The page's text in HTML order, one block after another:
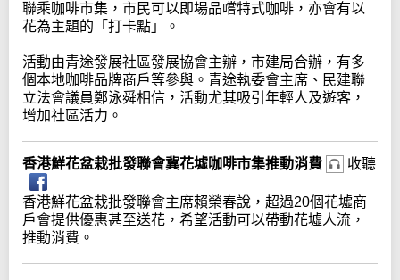
聯乘咖啡市集，市民可以即場品嚐特式咖啡，亦會有以
花為主題的「打卡點」。
活動由青途發展社區發展協會主辦，市建局合辦，有多
個本地咖啡品牌商戶等參與。青途執委會主席、民建聯
立法會議員鄭泳舜相信，活動尤其吸引年輕人及遊客，
增加社區活力。
香港鮮花盆栽批發聯會冀花墟咖啡市集推動消費 收聽
香港鮮花盆栽批發聯會主席賴榮春說，超過20個花墟商
戶會提供優惠甚至送花，希望活動可以帶動花墟人流，
推動消費。